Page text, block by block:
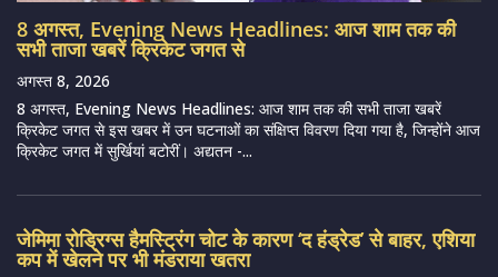
8 अगस्त, Evening News Headlines: आज शाम तक की
सभी ताजा खबरें क्रिकेट जगत से
अगस्त 8, 2026
8 अगस्त, Evening News Headlines: आज शाम तक की सभी ताजा खबरें
क्रिकेट जगत से इस खबर में उन घटनाओं का संक्षिप्त विवरण दिया गया है, जिन्होंने आज
क्रिकेट जगत में सुर्खियां बटोरीं। अद्यतन -...
जेमिमा रोड्रिग्स हैमस्ट्रिंग चोट के कारण ‘द हंड्रेड’ से बाहर, एशिया
कप में खेलने पर भी मंडराया खतरा